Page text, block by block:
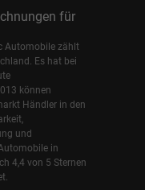
für
Automobile zählt
Es hat bei
können
Händler in den
und
in
4,4 von 5 Sternen